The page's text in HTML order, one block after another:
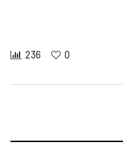
236 0